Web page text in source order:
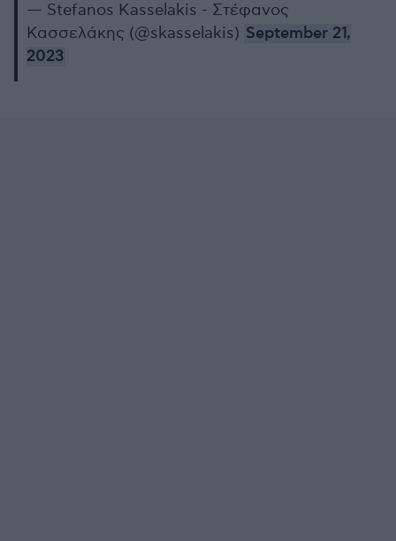
— Stefanos Kasselakis - Στέφανος
Κασσελάκης (@skasselakis) September 21,
2023